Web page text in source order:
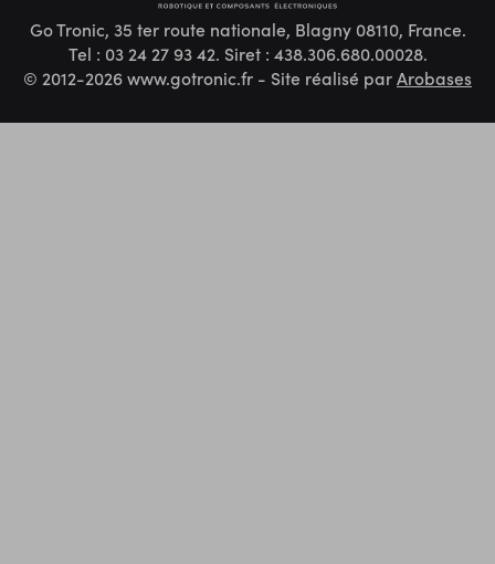
Go Tronic, 35 ter route nationale, Blagny 08110, France.
Tel : 03 24 27 93 42. Siret : 438.306.680.00028.
© 2012-2026 www.gotronic.fr - Site réalisé parArobases